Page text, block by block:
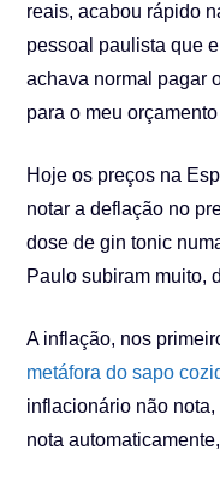
reais, acabou rápido
pessoal paulista que
achava normal pagar
para o meu
Hoje os preços na
notar a deflação no
dose de gin tonic
Paulo subiram muito,
A inflação, nos
metáfora do sapo
inflacionário não
nota